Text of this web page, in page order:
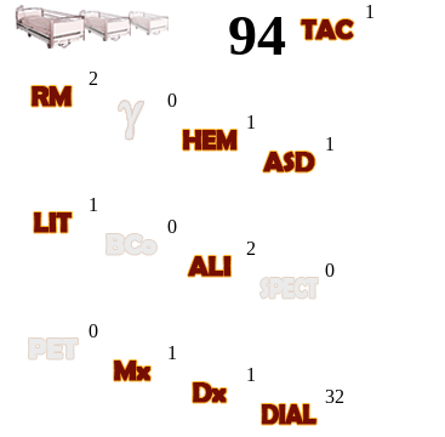
94 1
2
0
1
1
1
0
2
0
0
1
1
32